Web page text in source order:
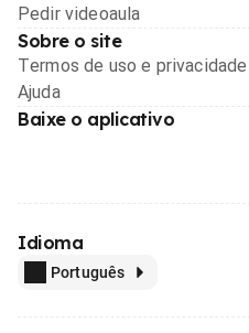
Pedir videoaula
Sobre o site
Termos de uso e privacidade
Ajuda
Baixe o aplicativo
Idioma
Português